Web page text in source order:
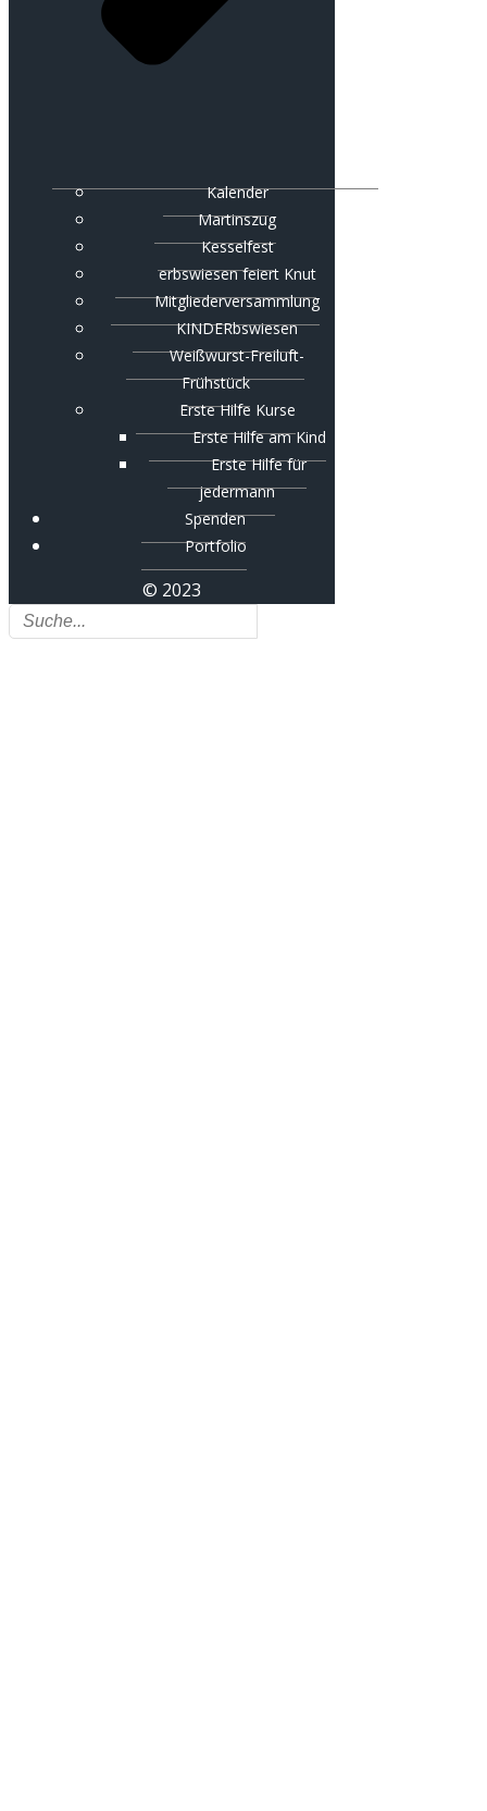
Kalender
Martinszug
Kesselfest
erbswiesen feiert Knut
Mitgliederversammlung
KINDERbswiesen
Weißwurst-Freiluft-
Frühstück
Erste Hilfe Kurse
Erste Hilfe am Kind
Erste Hilfe für
jedermann
Spenden
Portfolio
© 2023